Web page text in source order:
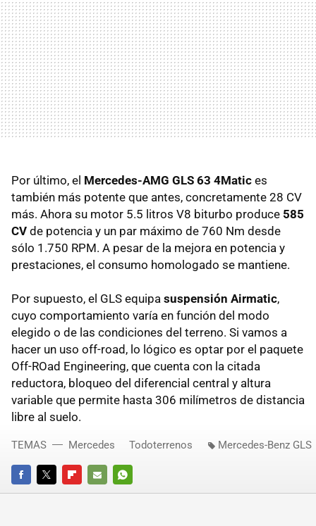
Por último, el Mercedes-AMG GLS 63 4Matic es
también más potente que antes, concretamente 28 CV
más. Ahora su motor 5.5 litros V8 biturbo produce 585
CV de potencia y un par máximo de 760 Nm desde
sólo 1.750 RPM. A pesar de la mejora en potencia y
prestaciones, el consumo homologado se mantiene.
Por supuesto, el GLS equipa suspensión Airmatic,
cuyo comportamiento varía en función del modo
elegido o de las condiciones del terreno. Si vamos a
hacer un uso off-road, lo lógico es optar por el paquete
Off-ROad Engineering, que cuenta con la citada
reductora, bloqueo del diferencial central y altura
variable que permite hasta 306 milímetros de distancia
libre al suelo.
FACEBOOKTWITTERFLIPBOARD
E-
WHATSAPP
TEMAS Mercedes Todoterrenos Mercedes-Benz GLS